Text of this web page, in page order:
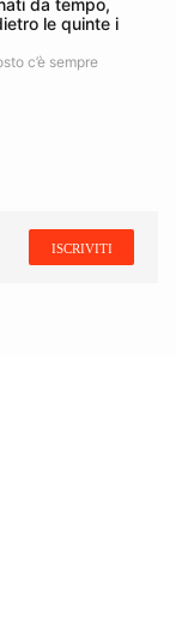
da tempo,
le quinte i
c’è sempre